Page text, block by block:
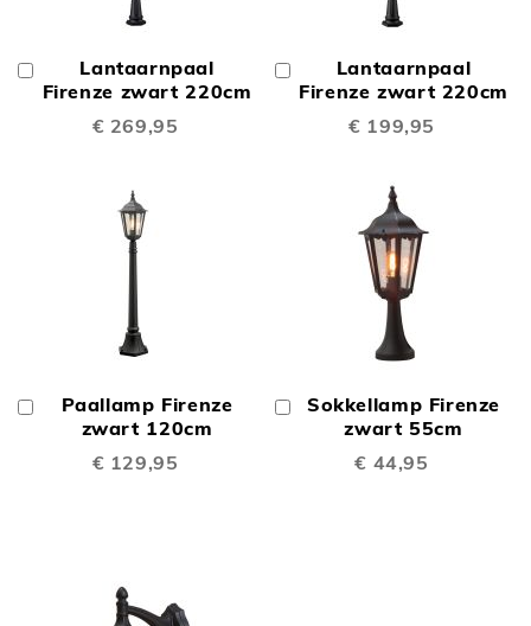
Lantaarnpaal
Firenze zwart 220cm
€ 269,95
Winkelwagen
Lantaarnpaal
Firenze zwart 220cm
€ 199,95
Winkelwagen
Paallamp Firenze
zwart 120cm
€ 129,95
Winkelwagen
Sokkellamp Firenze
zwart 55cm
€ 44,95
In
Winkelwagen